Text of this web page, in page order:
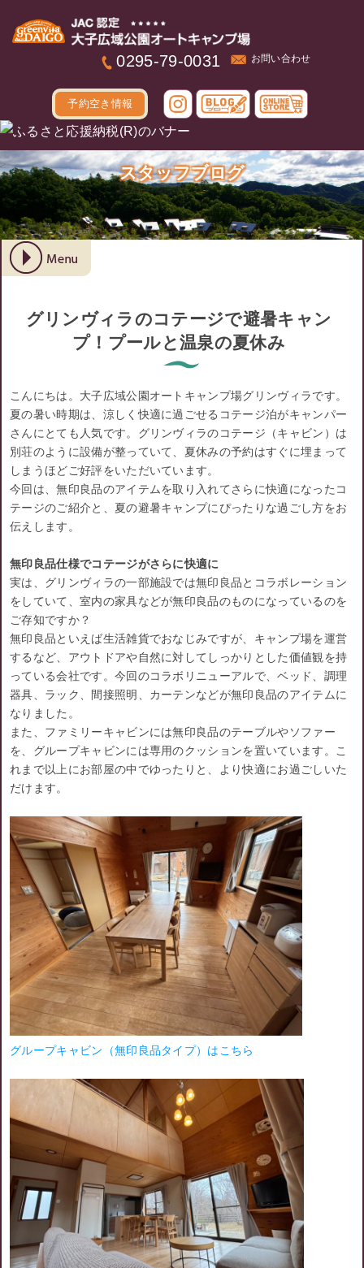
0295-79-0031 お問い合わせ
予約空き情報
スタッフブログ
グリンヴィラのコテージで避暑キャン
プ！プールと温泉の夏休み
こんにちは。大子広域公園オートキャンプ場グリンヴィラです。
夏の暑い時期は、涼しく快適に過ごせるコテージ泊がキャンパー
さんにとても人気です。グリンヴィラのコテージ（キャビン）は
別荘のように設備が整っていて、夏休みの予約はすぐに埋まって
しまうほどご好評をいただいています。
今回は、無印良品のアイテムを取り入れてさらに快適になったコ
テージのご紹介と、夏の避暑キャンプにぴったりな過ごし方をお
伝えします。
無印良品仕様でコテージがさらに快適に
実は、グリンヴィラの一部施設では無印良品とコラボレーション
をしていて、室内の家具などが無印良品のものになっているのを
ご存知ですか？
無印良品といえば生活雑貨でおなじみですが、キャンプ場を運営
するなど、アウトドアや自然に対してしっかりとした価値観を持
っている会社です。今回のコラボリニューアルで、ベッド、調理
器具、ラック、間接照明、カーテンなどが無印良品のアイテムに
なりました。
また、ファミリーキャビンには無印良品のテーブルやソファー
を、グループキャビンには専用のクッションを置いています。こ
れまで以上にお部屋の中でゆったりと、より快適にお過ごしいた
だけます。
グループキャビン（無印良品タイプ）はこちら